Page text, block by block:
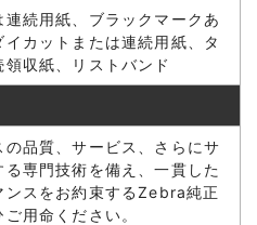
連続用紙、ブラックマークあ
イカットまたは連続用紙、タ
収紙、リストバンド
品質、サービス、さらにサ
専門技術を備え、一貫した
ンスをお約束するZebra純正
用命ください。